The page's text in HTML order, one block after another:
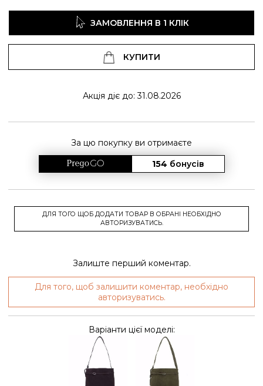
ЗАМОВЛЕННЯ В 1 КЛІК
КУПИТИ
Акція діє до: 31.08.2026
За цю покупку ви отримаєте
154 бонусів
ДЛЯ ТОГО ЩОБ ДОДАТИ ТОВАР В ОБРАНІ НЕОБХІДНО
АВТОРИЗУВАТИСЬ.
Залиште перший коментар.
Для того, щоб залишити коментар, необхідно
авторизуватись.
Варіанти цієї моделі: